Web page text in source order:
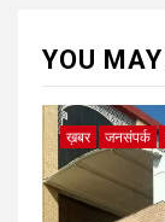
YOU
ख़बर जनसंपर्क